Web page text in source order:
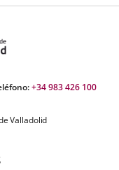
+34 983 426 100
Valladolid